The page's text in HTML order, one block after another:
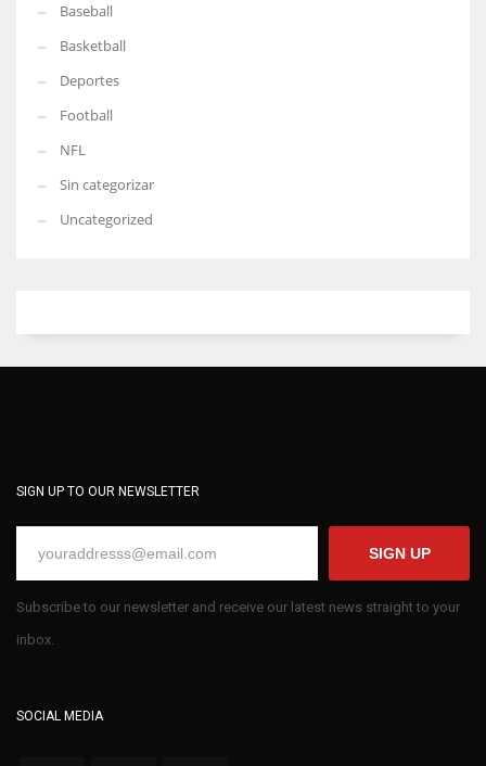
Baseball
Basketball
Deportes
Football
NFL
Sin categorizar
Uncategorized
SIGN UP TO OUR NEWSLETTER
SIGN UP
Subscribe to our newsletter and receive our latest news straight to your
inbox.
SOCIAL MEDIA